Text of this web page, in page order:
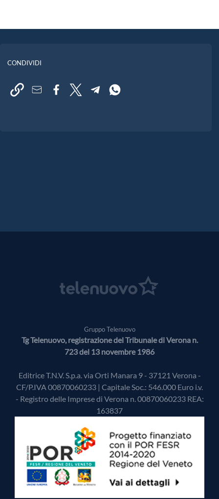
CONDIVIDI
Gruppo Telenuovo
Tg Telenuovo, registrazione del Tribunale di Verona n.
723 del 13 novembre 1986
Editrice T.N.V. S.p.a. via Orti Manara 9 - 37121 Verona -
CF/P.IVA 00870060233 | Capitale Soc.: 546.000 Euro i.v.
- Registro delle Imprese di Verona n. 00870060233 REA:
163837